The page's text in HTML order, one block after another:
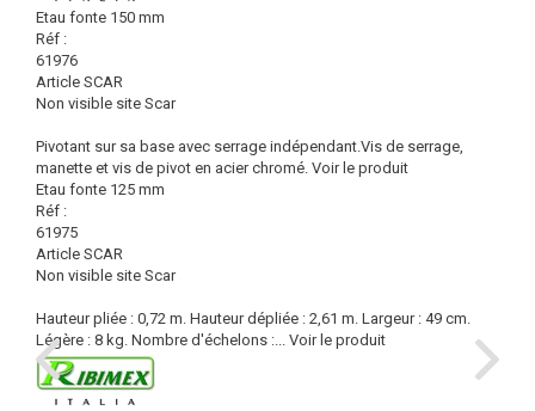
Etau fonte 150 mm
Réf :
61976
Article SCAR
Non visible site Scar
Pivotant sur sa base avec serrage indépendant.Vis de serrage,
manette et vis de pivot en acier chromé. Voir le produit
Etau fonte 125 mm
Réf :
61975
Article SCAR
Non visible site Scar
Hauteur pliée : 0,72 m. Hauteur dépliée : 2,61 m. Largeur : 49 cm.
Légère : 8 kg. Nombre d'échelons :... Voir le produit